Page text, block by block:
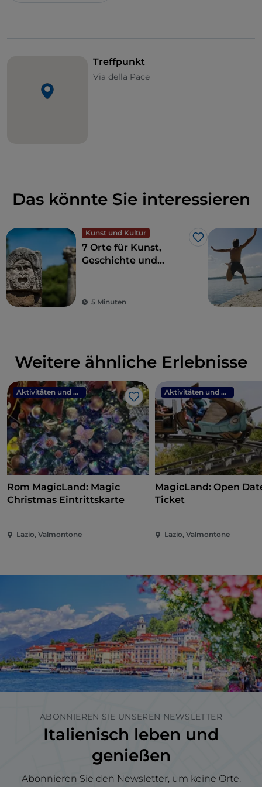
Treffpunkt
Via della Pace
Das könnte Sie interessieren
Kunst und Kultur
Like
7 Orte für Kunst,
Geschichte und
5 Minuten
Weitere ähnliche Erlebnisse
Aktivitäten und Erlebnisse
Like
Rom MagicLand: Magic
Christmas Eintrittskarte
Lazio, Valmontone
Aktivitäten und Erlebnisse
MagicLand: Open
Ticket
Lazio, Valmontone
ABONNIEREN SIE UNSEREN NEWSLETTER
Italienisch leben und
genießen
Abonnieren Sie den Newsletter, um keine Orte,